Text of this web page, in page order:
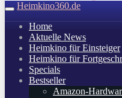
Toggle
navigation
Heimkino360.de
Home
Aktuelle News
Heimkino für Einsteiger
Heimkino für
Specials
Bestseller
Amazon-